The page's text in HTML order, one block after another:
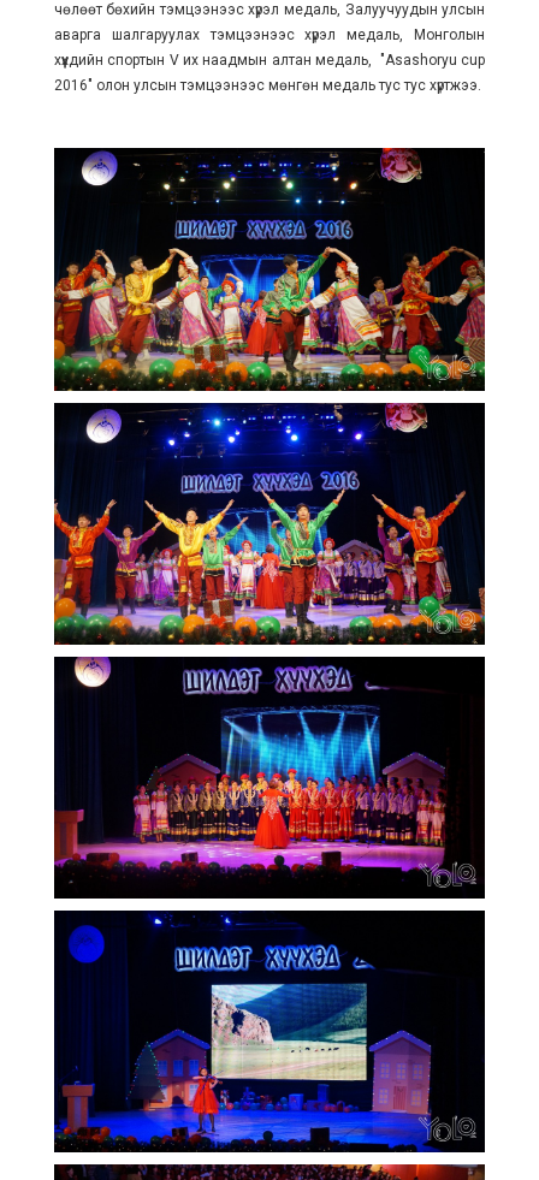
чөлөөт бөхийн тэмцээнээс хүрэл медаль, Залуучуудын улсын
аварга шалгаруулах тэмцээнээс хүрэл медаль, Монголын
хүүхдийн спортын V их наадмын алтан медаль, "Asashoryu cup
2016" олон улсын тэмцээнээс мөнгөн медаль тус тус хүртжээ.